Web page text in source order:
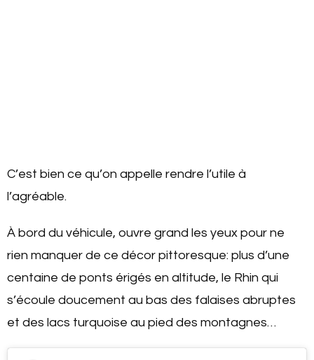
C’est bien ce qu’on appelle rendre l’utile à
l’agréable.
À bord du véhicule, ouvre grand les yeux pour ne
rien manquer de ce décor pittoresque: plus d’une
centaine de ponts érigés en altitude, le Rhin qui
s’écoule doucement au bas des falaises abruptes
et des lacs turquoise au pied des montagnes…